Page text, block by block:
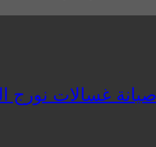
صيانة غسالات نورج العبور